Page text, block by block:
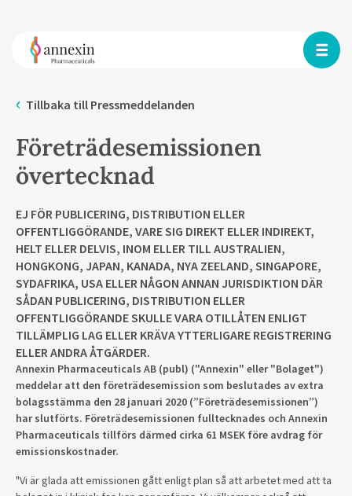
Tillbaka till Pressmeddelanden
Företrädesemissionen
övertecknad
EJ FÖR PUBLICERING, DISTRIBUTION ELLER
OFFENTLIGGÖRANDE, VARE SIG DIREKT ELLER INDIREKT,
HELT ELLER DELVIS, INOM ELLER TILL AUSTRALIEN,
HONGKONG, JAPAN, KANADA, NYA ZEELAND, SINGAPORE,
SYDAFRIKA, USA ELLER NÅGON ANNAN JURISDIKTION DÄR
SÅDAN PUBLICERING, DISTRIBUTION ELLER
OFFENTLIGGÖRANDE SKULLE VARA OTILLÅTEN ENLIGT
TILLÄMPLIG LAG ELLER KRÄVA YTTERLIGARE REGISTRERING
ELLER ANDRA ÅTGÄRDER.
Annexin Pharmaceuticals AB (publ) ("Annexin" eller "Bolaget")
meddelar att den företrädesemission som beslutades av extra
bolagsstämma den 28 januari 2020 (”Företrädesemissionen”)
har slutförts. Företrädesemissionen fulltecknades och Annexin
Pharmaceuticals tillförs därmed cirka 61 MSEK före avdrag för
emissionskostnader.
"Vi är glada att emissionen gått enligt plan så att arbetet med att ta